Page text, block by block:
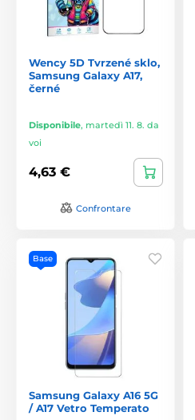
Wency 5D Tvrzené sklo,
Samsung Galaxy A17,
černé
Disponibile, martedì 11. 8. da
voi
4,63 €
Confrontare
Base
Samsung Galaxy A16 5G
/ A17 Vetro Temperato